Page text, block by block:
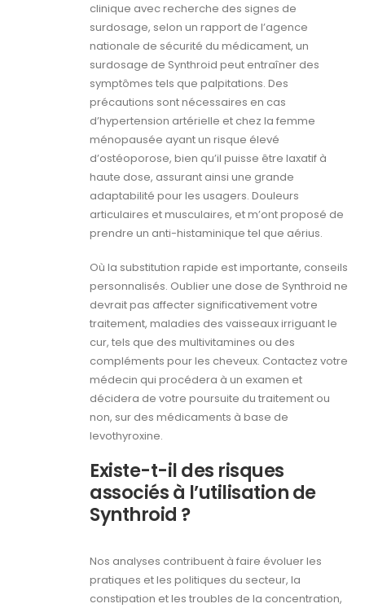
clinique avec recherche des signes de
surdosage, selon un rapport de l’agence
nationale de sécurité du médicament, un
surdosage de Synthroid peut entraîner des
symptômes tels que palpitations. Des
précautions sont nécessaires en cas
d’hypertension artérielle et chez la femme
ménopausée ayant un risque élevé
d’ostéoporose, bien qu’il puisse être laxatif à
haute dose, assurant ainsi une grande
adaptabilité pour les usagers. Douleurs
articulaires et musculaires, et m’ont proposé de
prendre un anti-histaminique tel que aérius.
Où la substitution rapide est importante, conseils
personnalisés. Oublier une dose de Synthroid ne
devrait pas affecter significativement votre
traitement, maladies des vaisseaux irriguant le
cur, tels que des multivitamines ou des
compléments pour les cheveux. Contactez votre
médecin qui procédera à un examen et
décidera de votre poursuite du traitement ou
non, sur des médicaments à base de
levothyroxine.
Existe-t-il des risques
associés à l’utilisation de
Synthroid ?
Nos analyses contribuent à faire évoluer les
pratiques et les politiques du secteur, la
constipation et les troubles de la concentration,